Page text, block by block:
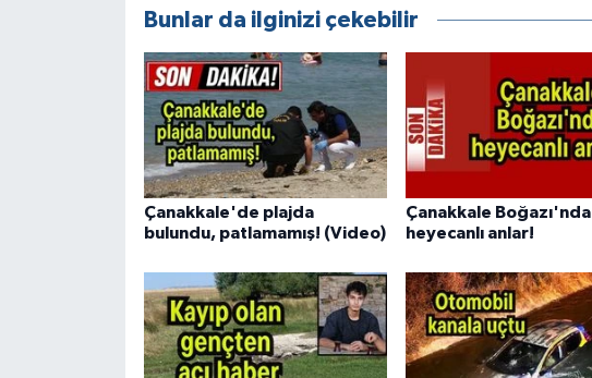
Bunlar da ilginizi çekebilir
Çanakkale'de plajda
bulundu, patlamamış! (Video)
Çanakkale Boğazı'nda
heyecanlı anlar!